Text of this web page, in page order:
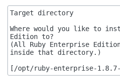
Target directory
Where would you like to
Edition to?
(All Ruby Enterprise
inside that directory.)
[/opt/ruby-enterprise-